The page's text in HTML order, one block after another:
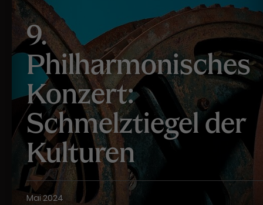
9.
Philharmonisches
Konzert:
Schmelztiegel der
Kulturen
Mai 2024